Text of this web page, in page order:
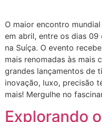
O maior encontro
em abril, entre os dias 09
na Suíça. O evento
mais renomadas às mais
grandes lançamentos de
inovação, luxo, precisão
mais! Mergulhe no
Explorando